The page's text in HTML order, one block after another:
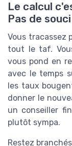
Le calcul
Pas de souci
Vous tracassez
tout le taf.
vous pond en
avec le temps
les taux
donner le
un conseiller
plutôt sympa.
Restez